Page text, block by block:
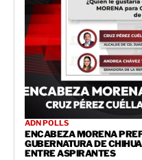
ADN POLLS
ENCABEZA MORENA
GUBERNATURA DE
ENTRE ASPIRANTES